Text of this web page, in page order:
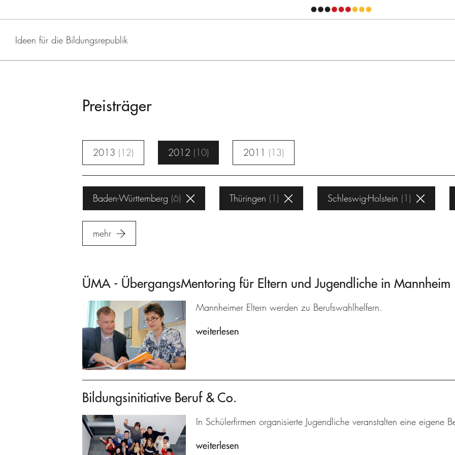
Ideen für die Bildungsrepublik
Preisträger
2013 12 2012 10 2011 13
Baden-Württemberg 6 Thüringen 1 Schleswig-Holstein 1
mehr
ÜMA - ÜbergangsMentoring für Eltern und Jugendliche in Mannheim
Mannheimer Eltern werden zu Berufswahlhelfern.
weiterlesen
Bildungsinitiative Beruf & Co.
In Schülerfirmen organisierte Jugendliche veranstalten eine eigene
weiterlesen